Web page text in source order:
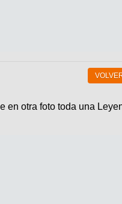
en otra foto toda una